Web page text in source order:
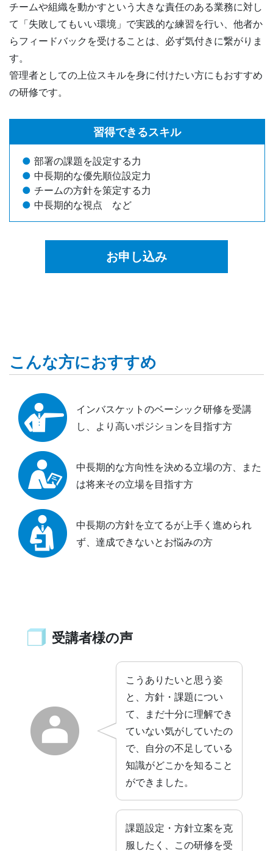
チームや組織を動かすという大きな責任のある業務に対し
て「失敗してもいい環境」で実践的な練習を行い、他者か
らフィードバックを受けることは、必ず気付きに繋がりま
す。
管理者としての上位スキルを身に付けたい方にもおすすめ
の研修です。
習得できるスキル
部署の課題を設定する力
中長期的な優先順位設定力
チームの方針を策定する力
中長期的な視点 など
お申し込み
こんな方におすすめ
インバスケットのベーシック研修を受講
し、より高いポジションを目指す方
中長期的な方向性を決める立場の方、また
は将来その立場を目指す方
中長期の方針を立てるが上手く進められ
ず、達成できないとお悩みの方
受講者様の声
こうありたいと思う姿
と、方針・課題につい
て、まだ十分に理解でき
ていない気がしていたの
で、自分の不足している
知識がどこかを知ること
ができました。
課題設定・方針立案を克
服したく、この研修を受